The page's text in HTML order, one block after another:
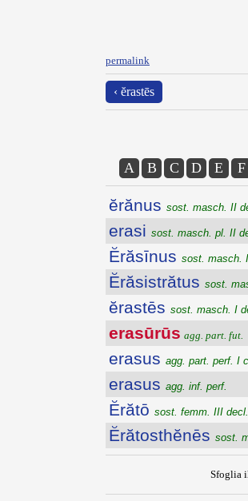
permalink
‹ ĕrastēs
A B C D E F
ĕrănus sost. masch. II
erasi sost. masch. pl. II
Ĕrăsīnus sost. masch.
Ĕrăsistrătus sost.
ĕrastēs sost. masch. I
erasūrūs agg. part. fut.
erasus agg. part. perf. I
erasus agg. inf. perf.
Ĕrătō sost. femm. III decl.
Ĕrătosthĕnēs sost.
Sfoglia